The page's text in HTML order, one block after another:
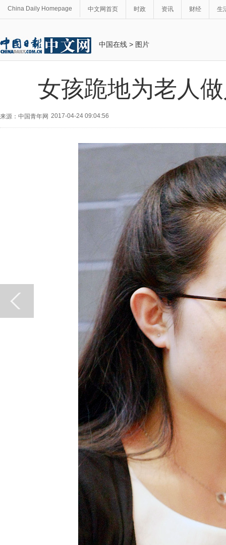
China Daily Homepage 中文网首页 时政 资讯 财经 生
中国在线 > 图片
女孩跪地为老人
来源：中国青年网 2017-04-24 09:04:56